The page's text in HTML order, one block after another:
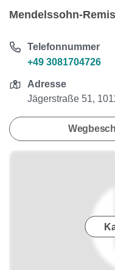
Mendelssohn-
Telefonnummer
+49 3081704726
Adresse
Jägerstraße 51,